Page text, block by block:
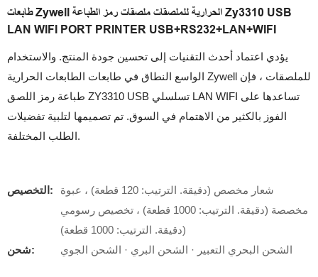
طابعات Zywell الحرارية للملصقات ملصقات رمز الطباعة Zy3310 USB
LAN WIFI PORT PRINTER USB+RS232+LAN+WIFI
يؤدي اعتماد أحدث التقنيات إلى تحسين جودة المنتج. والاستخدام
الواسع النطاق في طابعات الطابعات الحرارية Zywell للملصقات ، فإن
طباعة رمز اللصق ZY3310 USB تسلسلي LAN WIFI تساعدها على
الفوز بالكثير من الاهتمام في السوق. تم تصميمها لتلبية تفضيلات
الطلب المختلفة.
التخصيص:
شعار مخصص (دقيقة. الترتيب: 120 قطعة) ، عبوة
مخصصة (دقيقة. الترتيب: 1000 قطعة) ، تخصيص رسومي
(دقيقة. الترتيب: 1000 قطعة)
شحن:
الشحن البحري التعبير · الشحن البري · الشحن الجوي